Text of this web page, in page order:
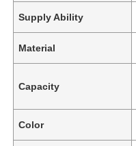
Supply Ability
Material
Capacity
Color